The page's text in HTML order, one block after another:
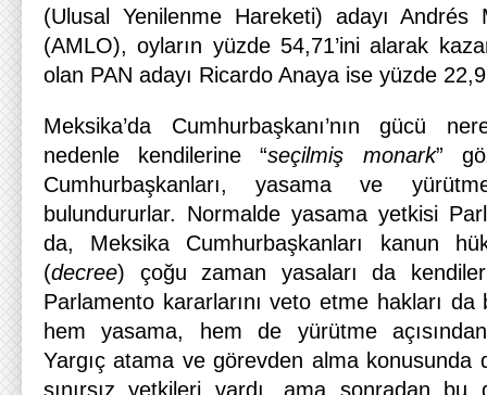
(Ulusal Yenilenme Hareketi) adayı Andrés
(AMLO), oyların yüzde 54,71’ini alarak
olan PAN adayı Ricardo Anaya ise yüzde
Meksika’da Cumhurbaşkanı’nın gücü
nedenle kendilerine “seçilmiş monark”
Cumhurbaşkanları, yasama ve
bulundururlar. Normalde yasama yetkisi
da, Meksika Cumhurbaşkanları kanun
(decree) çoğu zaman yasaları da
Parlamento kararlarını veto etme hakları
hem yasama, hem de yürütme
Yargıç atama ve görevden alma konusunda
sınırsız yetkileri vardı, ama sonradan bu